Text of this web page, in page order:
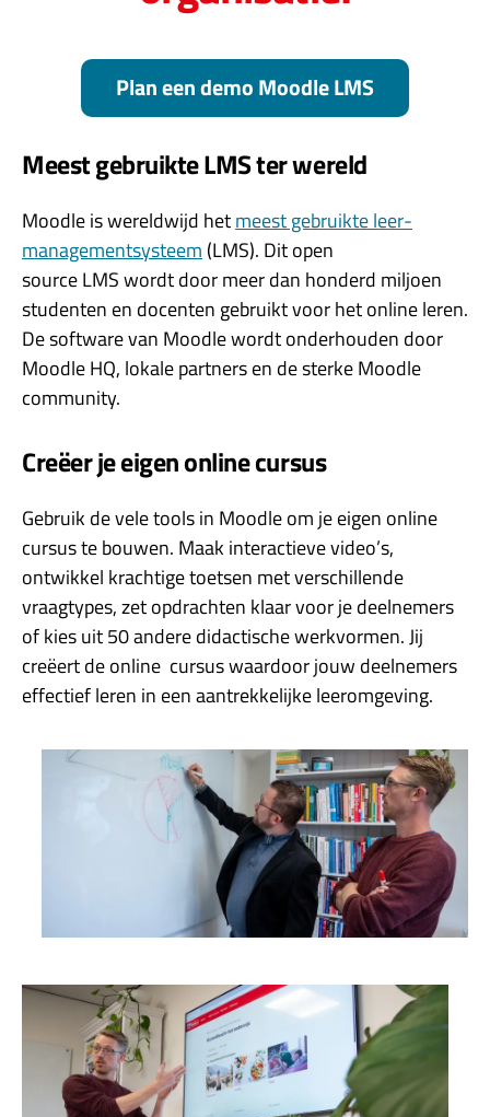
Plan een demo Moodle LMS
Meest gebruikte LMS ter wereld
Moodle is wereldwijd hetmeest gebruikte leer­
management­systeem (LMS). Dit open
source LMS wordt door meer dan honderd miljoen
studenten en docenten gebruikt voor het online leren.
De software van Moodle wordt onderhouden door
Moodle HQ, lokale partners en de sterke Moodle
community.
Creëer je eigen online cursus
Gebruik de vele tools in Moodle om je eigen online
cursus te bouwen. Maak interactieve video’s,
ontwikkel krachtige toetsen met verschillende
vraagtypes, zet opdrachten klaar voor je deelnemers
of kies uit 50 andere didactische werkvormen. Jij
creëert de online cursus waardoor jouw deelnemers
effectief leren in een aantrekkelijke leeromgeving.